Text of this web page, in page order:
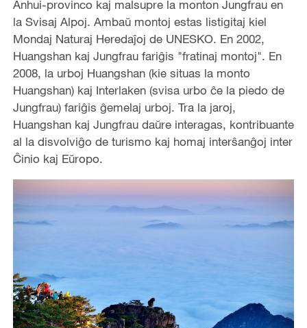
Anhui-provinco kaj malsupre la monton Jungfrau en
la Svisaj Alpoj. Ambaŭ montoj estas listigitaj kiel
Mondaj Naturaj Heredaĵoj de UNESKO. En 2002,
Huangshan kaj Jungfrau fariĝis "fratinaj montoj". En
2008, la urboj Huangshan (kie situas la monto
Huangshan) kaj Interlaken (svisa urbo ĉe la piedo de
Jungfrau) fariĝis ĝemelaj urboj. Tra la jaroj,
Huangshan kaj Jungfrau daŭre interagas, kontribuante
al la disvolviĝo de turismo kaj homaj interŝanĝoj inter
Ĉinio kaj Eŭropo.